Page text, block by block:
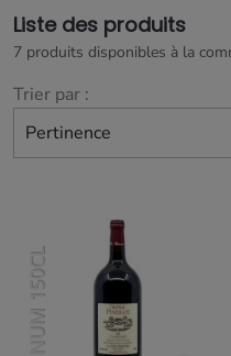
Liste des produits
7 produits disponibles à la
Trier par :
Pertinence
MAGNUM 150CL